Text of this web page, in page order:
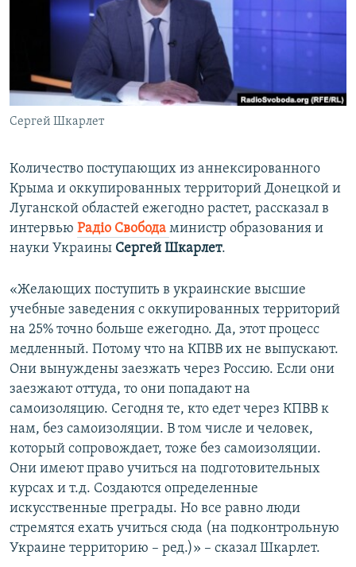
ПОБЕДИТЕЛЕЙ НЕ СУДЯТ?
КРЫМ.НЕПОКОРЕННЫЙ
ELIFBE
УКРАИНСКАЯ ПРОБЛЕМА КРЫМА
ПРИСОЕДИНЯЙТЕСЬ!
Все сайты RFE/RL
Сергей Шкарлет
Количество поступающих из аннексированного
Крыма и оккупированных территорий Донецкой и
Луганской областей ежегодно растет, рассказал в
интервью Радіо Свобода министр образования и
науки Украины Сергей Шкарлет.
«Желающих поступить в украинские высшие
учебные заведения с оккупированных территорий
на 25% точно больше ежегодно. Да, этот процесс
медленный. Потому что на КПВВ их не выпускают.
Они вынуждены заезжать через Россию. Если они
заезжают оттуда, то они попадают на
самоизоляцию. Сегодня те, кто едет через КПВВ к
нам, без самоизоляции. В том числе и человек,
который сопровождает, тоже без самоизоляции.
Они имеют право учиться на подготовительных
курсах и т.д. Создаются определенные
искусственные преграды. Но все равно люди
стремятся ехать учиться сюда (на подконтрольную
Украине территорию – ред.)» – сказал Шкарлет.